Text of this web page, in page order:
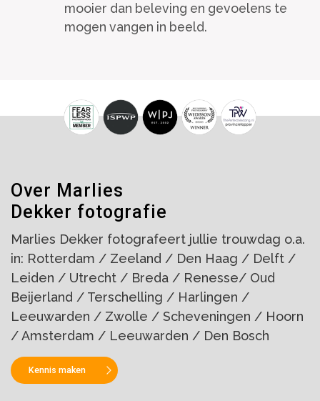
mooier dan beleving en gevoelens te
mogen vangen in beeld.
Over Marlies
Dekker fotografie
Marlies Dekker fotografeert jullie trouwdag o.a.
in: Rotterdam / Zeeland / Den Haag / Delft /
Leiden / Utrecht / Breda / Renesse/ Oud
Beijerland / Terschelling / Harlingen /
Leeuwarden / Zwolle / Scheveningen / Hoorn
/ Amsterdam / Leeuwarden / Den Bosch
Kennis maken